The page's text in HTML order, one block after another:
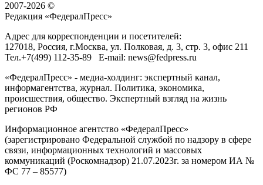
2007-2026 ©
Редакция «ФедералПресс»
Адрес для корреспонденции и посетителей:
127018, Россия, г.Москва, ул. Полковая, д. 3, стр. 3, офис 211
Тел.+7(499) 112-35-89 E-mail: news@fedpress.ru
«ФедералПресс» - медиа-холдинг: экспертный канал,
информагентства, журнал. Политика, экономика,
происшествия, общество. Экспертный взгляд на жизнь
регионов РФ
Информационное агентство «ФедералПресс»
(зарегистрировано Федеральной службой по надзору в сфере
связи, информационных технологий и массовых
коммуникаций (Роскомнадзор) 21.07.2023г. за номером ИА №
ФС 77 – 85577)